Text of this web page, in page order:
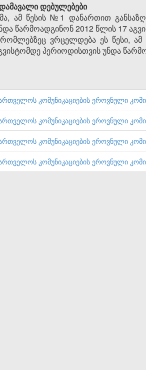
დებულებები
ამ წესის №1 დანართით
წარმოადგინონ 2012 წლის 17
რომლებზეც ვრცელდება ეს წესი,
პერიოდისთვის უნდა
კომუნიკაციების ეროვნული
კომუნიკაციების ეროვნული
კომუნიკაციების ეროვნული
კომუნიკაციების ეროვნული